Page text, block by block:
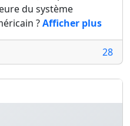
du système
?Afficher plus
28